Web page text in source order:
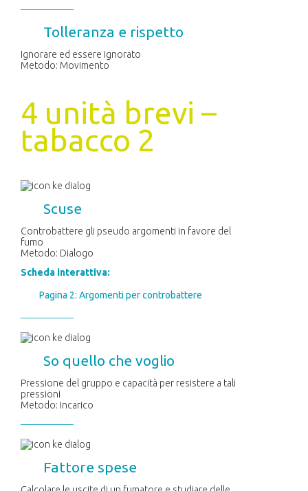
–––––––––––
Tolleranza e rispetto
Ignorare ed essere ignorato
Metodo: Movimento
4 unità brevi –
tabacco 2
Scuse
Controbattere gli pseudo argomenti in favore del
fumo
Metodo: Dialogo
Scheda interattiva:
Pagina 2: Argomenti per controbattere
–––––––––––
So quello che voglio
Pressione del gruppo e capacità per resistere a tali
pressioni
Metodo: Incarico
–––––––––––
Fattore spese